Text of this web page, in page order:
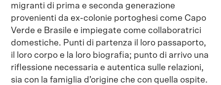
migranti di prima e seconda generazione
provenienti da ex-colonie portoghesi come Capo
Verde e Brasile e impiegate come collaboratrici
domestiche. Punti di partenza il loro passaporto,
il loro corpo e la loro biografia; punto di arrivo una
riflessione necessaria e autentica sulle relazioni,
sia con la famiglia d’origine che con quella ospite.